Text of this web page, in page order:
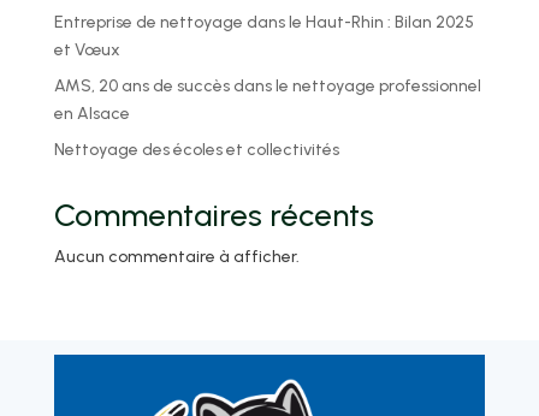
Entreprise de nettoyage dans le Haut-Rhin : Bilan 2025
et Vœux
AMS, 20 ans de succès dans le nettoyage professionnel
en Alsace
Nettoyage des écoles et collectivités
Commentaires récents
Aucun commentaire à afficher.